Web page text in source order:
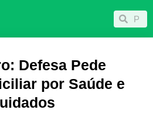
Pesquisar
Defesa Pede
por Saúde e